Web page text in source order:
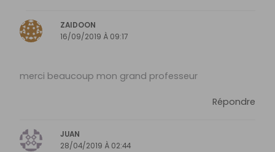
‪ZAIDOON
16/09/2019 À 09:17
merci beaucoup mon grand professeur
Répondre
JUAN
28/04/2019 À 02:44